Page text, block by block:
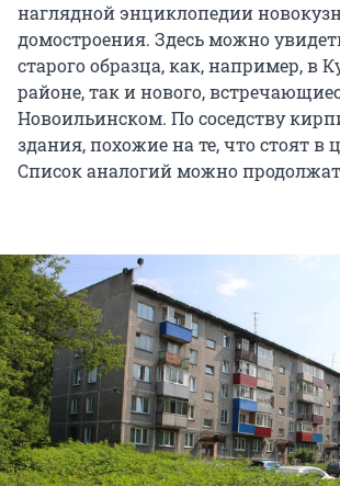
наглядной энциклопедии
домостроения. Здесь можно
старого образца, как, например, в
районе, так и нового,
Новоильинском. По соседству
здания, похожие на те, что стоят в
Список аналогий можно